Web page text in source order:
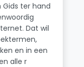
ter hand
Dat wil
en in een
alle r